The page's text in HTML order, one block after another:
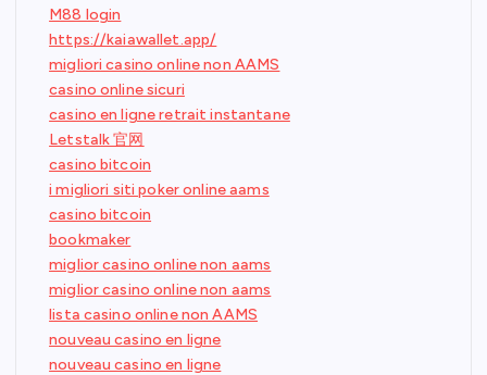
M88 login
https://kaiawallet.app/
migliori casino online non AAMS
casino online sicuri
casino en ligne retrait instantane
Letstalk 官网
casino bitcoin
i migliori siti poker online aams
casino bitcoin
bookmaker
miglior casino online non aams
miglior casino online non aams
lista casino online non AAMS
nouveau casino en ligne
nouveau casino en ligne